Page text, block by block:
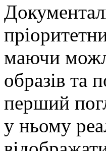
маючи
образів та
перший
у ньому